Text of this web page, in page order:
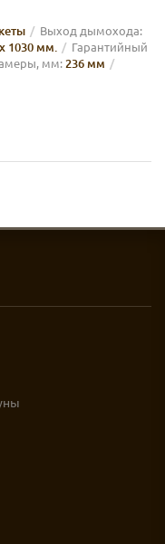
Выход дымохода:
1030 мм.
Гарантийный
мм:236 мм